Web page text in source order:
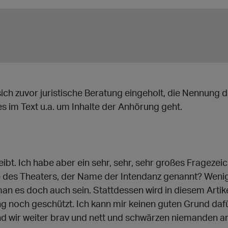
zuvor juristische Beratung eingeholt, die Nennung
im Text u.a. um Inhalte der Anhörung geht.
Ich habe aber ein sehr, sehr, sehr großes
Theaters, der Name der Intendanz genannt?
es doch auch sein. Stattdessen wird in diesem
noch geschützt. Ich kann mir keinen guten Grund
wir weiter brav und nett und schwärzen niemanden